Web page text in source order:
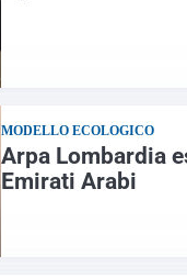
MODELLO ECOLOGICO
Arpa Lombardia
Emirati Arabi